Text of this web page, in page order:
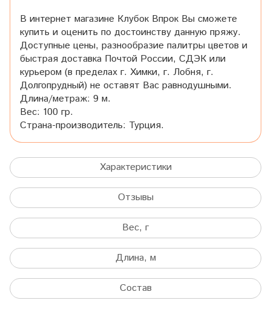
В интернет магазине Клубок Впрок Вы сможете
купить и оценить по достоинству данную пряжу.
Доступные цены, разнообразие палитры цветов и
быстрая доставка Почтой России, СДЭК или
курьером (в пределах г. Химки, г. Лобня, г.
Долгопрудный) не оставят Вас равнодушными.
Длина/метраж: 9 м.
Вес: 100 гр.
Страна-производитель: Турция.
Характеристики
Отзывы
Вес, г
Длина, м
Состав